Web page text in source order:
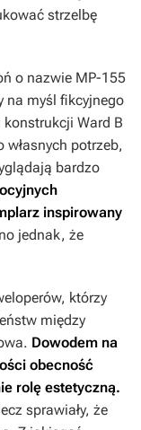
strzelbę
o nazwie MP-155
na myśl fikcyjnego
Ward B
własnych potrzeb,
bardzo
inspirowany
jednak, że
którzy
między
Dowodem na
obecność
rolę estetyczną.
sprawiały, że